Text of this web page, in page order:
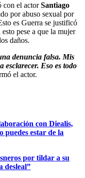
con el actorSantiago
por abuso sexual por
es Guerra se justificó
pese a que la mujer
daños.
denuncia falsa. Mis
esclarecer. Eso es todo
el actor.
con Diealis,
puedes estar de la
por tildar a su
desleal”